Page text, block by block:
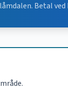
. Betal